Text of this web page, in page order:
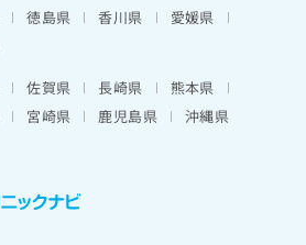
徳島県 香川県
愛媛県
佐賀県 長崎県
熊本県
宮崎県 鹿児島県 沖縄県